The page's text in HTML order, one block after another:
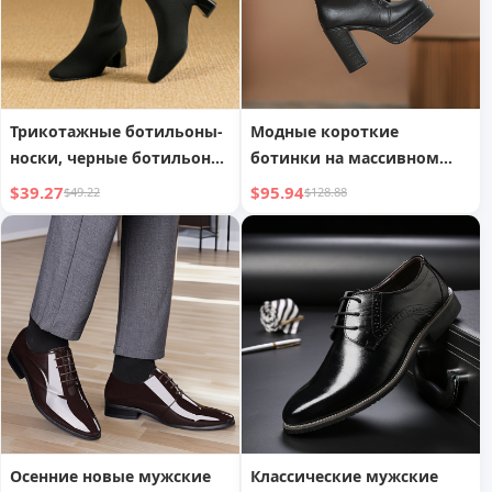
Трикотажные ботильоны-
носки, черные ботильоны
на квадратном каблуке
для женщин
$39.27$49.22
Модные короткие
ботинки на массивном
каблуке и высоком
каблуке, универсальные
для осенне-зимнего сезона
$95.94$128.88
Осенние новые мужские Классические мужские